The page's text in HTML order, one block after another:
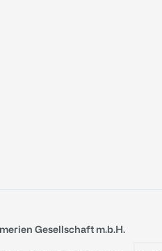
Gesellschaft m.b.H.